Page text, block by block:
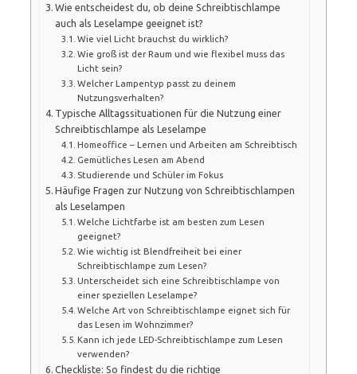
Wie entscheidest du, ob deine Schreibtischlampe
auch als Leselampe geeignet ist?
Wie viel Licht brauchst du wirklich?
Wie groß ist der Raum und wie flexibel muss das
Licht sein?
Welcher Lampentyp passt zu deinem
Nutzungsverhalten?
Typische Alltagssituationen für die Nutzung einer
Schreibtischlampe als Leselampe
Homeoffice – Lernen und Arbeiten am Schreibtisch
Gemütliches Lesen am Abend
Studierende und Schüler im Fokus
Häufige Fragen zur Nutzung von Schreibtischlampen
als Leselampen
Welche Lichtfarbe ist am besten zum Lesen
geeignet?
Wie wichtig ist Blendfreiheit bei einer
Schreibtischlampe zum Lesen?
Unterscheidet sich eine Schreibtischlampe von
einer speziellen Leselampe?
Welche Art von Schreibtischlampe eignet sich für
das Lesen im Wohnzimmer?
Kann ich jede LED-Schreibtischlampe zum Lesen
verwenden?
Checkliste: So findest du die richtige